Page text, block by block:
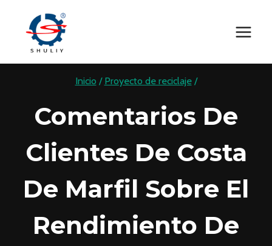
contenido
Inicio / Proyecto de reciclaje /
Comentarios De
Clientes De Costa
De Marfil Sobre El
Rendimiento De